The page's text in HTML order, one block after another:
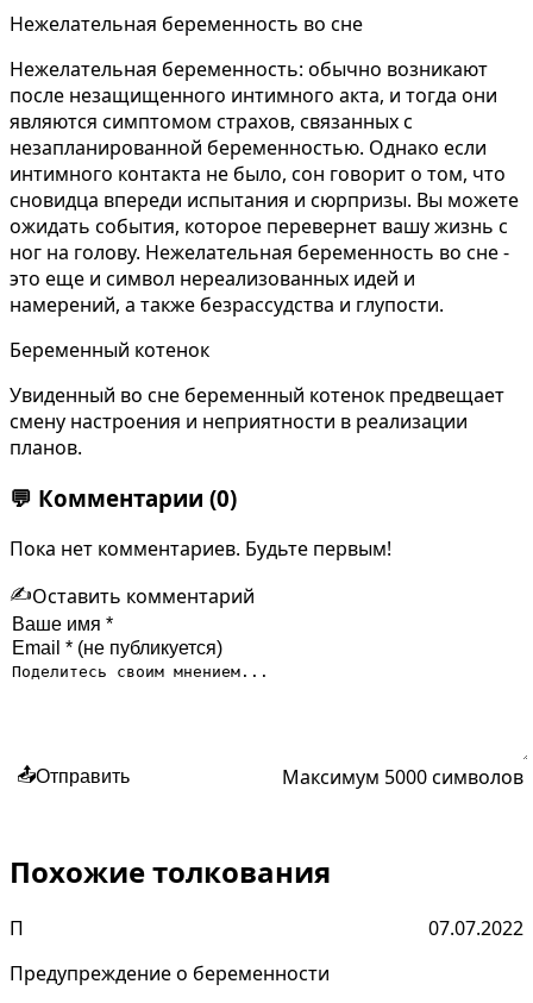
Нежелательная беременность во сне
Нежелательная беременность: обычно возникают
после незащищенного интимного акта, и тогда они
являются симптомом страхов, связанных с
незапланированной беременностью. Однако если
интимного контакта не было, сон говорит о том, что
сновидца впереди испытания и сюрпризы. Вы можете
ожидать события, которое перевернет вашу жизнь с
ног на голову. Нежелательная беременность во сне -
это еще и символ нереализованных идей и
намерений, а также безрассудства и глупости.
Беременный котенок
Увиденный во сне беременный котенок предвещает
смену настроения и неприятности в реализации
планов.
💬 Комментарии (0)
Пока нет комментариев. Будьте первым!
✍️Оставить комментарий
📤Отправить Максимум 5000 символов
Похожие толкования
П
07.07.2022
Предупреждение о беременности